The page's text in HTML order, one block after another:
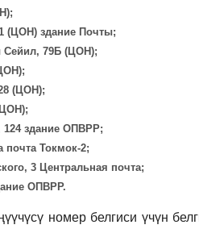
1 (ЦОН) здание Почты;
Сейил, 79Б (ЦОН);
(ЦОН);
124 здание ОПВРР;
почта Токмок-2;
3 Центральная почта;
ОПВРР.
номер белгиси үчүн